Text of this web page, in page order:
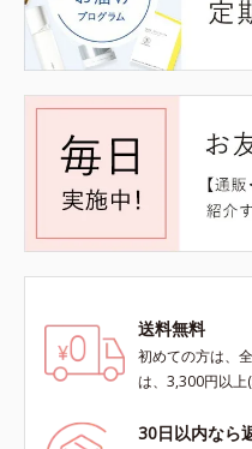
送料無料
初めての方は、
は、3,300円以上
30日以内なら